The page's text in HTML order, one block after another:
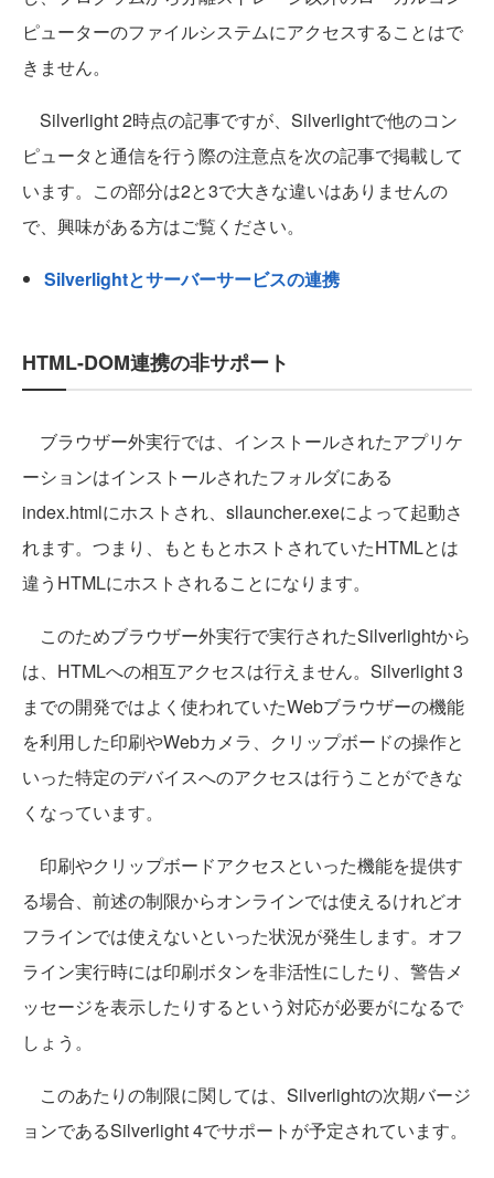
ピューターのファイルシステムにアクセスすることはで
きません。
Silverlight 2時点の記事ですが、Silverlightで他のコン
ピュータと通信を行う際の注意点を次の記事で掲載して
います。この部分は2と3で大きな違いはありませんの
で、興味がある方はご覧ください。
Silverlightとサーバーサービスの連携
HTML-DOM連携の非サポート
ブラウザー外実行では、インストールされたアプリケ
ーションはインストールされたフォルダにある
index.htmlにホストされ、sllauncher.exeによって起動さ
れます。つまり、もともとホストされていたHTMLとは
違うHTMLにホストされることになります。
このためブラウザー外実行で実行されたSilverlightから
は、HTMLへの相互アクセスは行えません。Silverlight 3
までの開発ではよく使われていたWebブラウザーの機能
を利用した印刷やWebカメラ、クリップボードの操作と
いった特定のデバイスへのアクセスは行うことができな
くなっています。
印刷やクリップボードアクセスといった機能を提供す
る場合、前述の制限からオンラインでは使えるけれどオ
フラインでは使えないといった状況が発生します。オフ
ライン実行時には印刷ボタンを非活性にしたり、警告メ
ッセージを表示したりするという対応が必要がになるで
しょう。
このあたりの制限に関しては、Silverlightの次期バージ
ョンであるSilverlight 4でサポートが予定されています。